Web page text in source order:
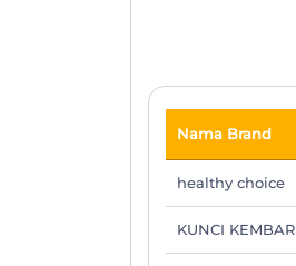
Nama Brand
Nama Brand
healthy choice
KUNCI KEMBAR